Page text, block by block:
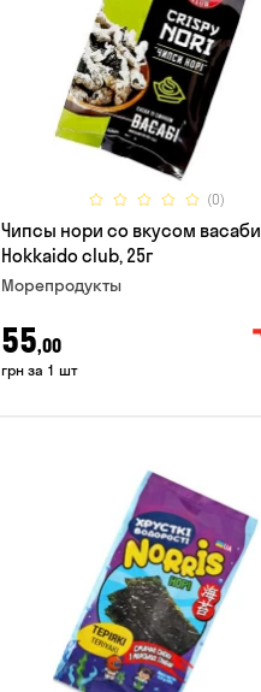
(0)
Чипсы нори со вкусом васаби
Hokkaido club, 25г
Морепродукты
55,00
грн за 1 шт